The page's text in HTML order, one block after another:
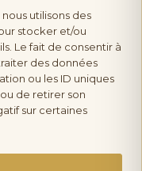
utilisons des
stocker et/ou
Le fait de consentir à
des données
ou les ID uniques
de retirer son
sur certaines
aux mineurs.